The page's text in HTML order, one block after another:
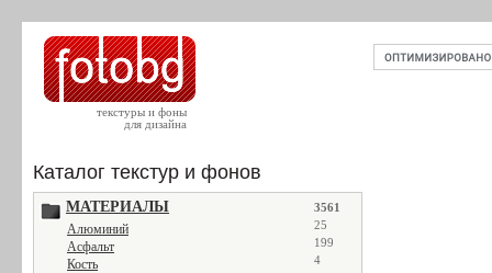
текстуры и фоны
для дизайна
Каталог текстур и фонов
МАТЕРИАЛЫ 3561
Алюминий 25
Асфальт 199
Кость 4